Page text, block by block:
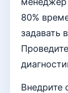
80%
задавать
Внедрите